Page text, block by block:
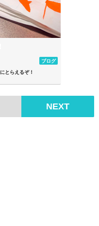
ブログ
NEXT